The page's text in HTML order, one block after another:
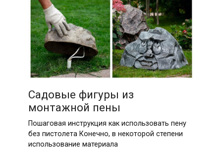
Садовые фигуры из
монтажной пены
Пошаговая инструкция как использовать пену
без пистолета Конечно, в некоторой степени
использование материала